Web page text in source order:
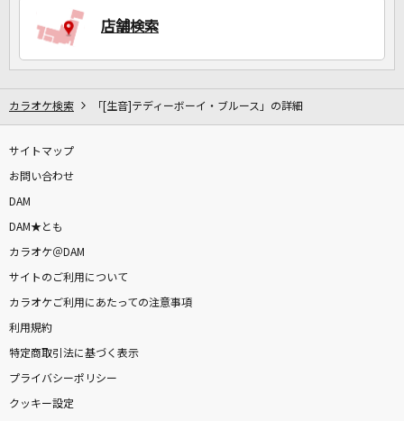
店舗検索
カラオケ検索 「[生音]テディーボーイ・ブルース」の詳細
サイトマップ
お問い合わせ
DAM
DAM★とも
カラオケ＠DAM
サイトのご利用について
カラオケご利用にあたっての注意事項
利用規約
特定商取引法に基づく表示
プライバシーポリシー
クッキー設定